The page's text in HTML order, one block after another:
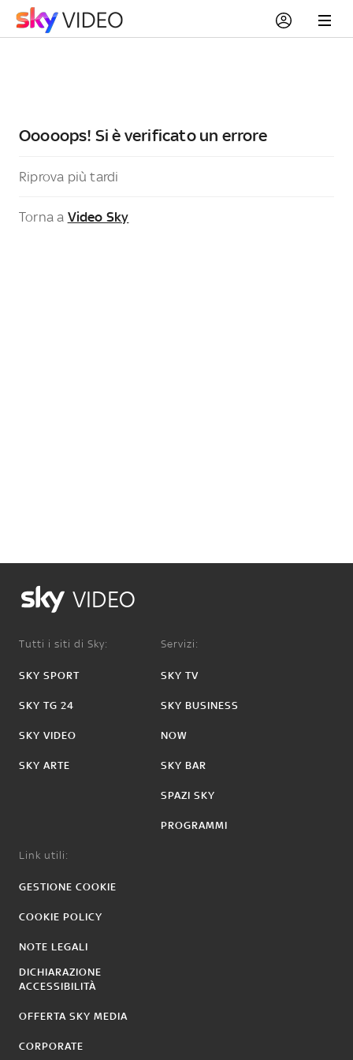
Ooooops! Si è verificato un errore
Riprova più tardi
Torna a Video Sky
VIDEO
Tutti i siti di Sky:
SKY SPORT
SKY TG 24
SKY VIDEO
SKY ARTE
Servizi:
SKY TV
SKY BUSINESS
NOW
SKY BAR
SPAZI SKY
PROGRAMMI
Link utili:
GESTIONE COOKIE
COOKIE POLICY
NOTE LEGALI
DICHIARAZIONE
ACCESSIBILITÀ
OFFERTA SKY MEDIA
CORPORATE